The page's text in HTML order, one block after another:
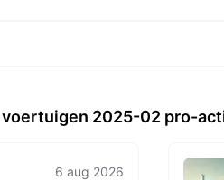
2025-02 pro-
6 aug 2026